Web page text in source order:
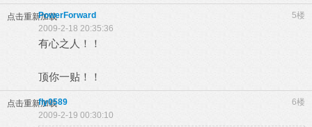
点击重新加载 5楼
PowerForward
2009-2-18 20:35:36
有心之人！！
顶你一贴！！
点击重新加载 6楼
fly0589
2009-2-19 00:30:10